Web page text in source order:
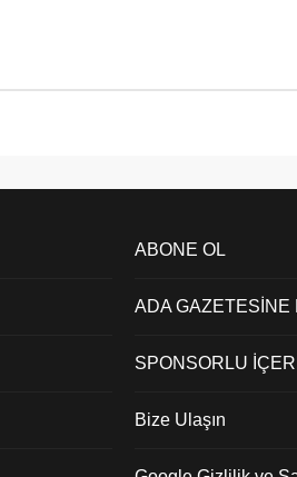
ABONE OL
ADA GAZETESİNE
SPONSORLU
Bize Ulaşın